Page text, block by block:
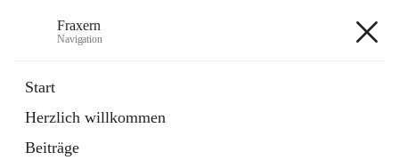
Fraxern
Navigation
Start
Herzlich willkommen
Beiträge
Ordner
in